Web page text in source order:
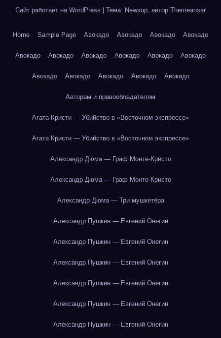
Сайт работает на WordPress | Тема: Newsup, автор Themeansar
Home Sample Page Авокадо Авокадо Авокадо Авокадо
Авокадо Авокадо Авокадо Авокадо Авокадо Авокадо
Авокадо Авокадо Авокадо Авокадо Авокадо
Авторам и правообладателям
Агата Кристи — Убийство в «Восточном экспрессе»
Агата Кристи — Убийство в «Восточном экспрессе»
Александр Дюма — Граф Монте-Кристо
Александр Дюма — Граф Монте-Кристо
Александр Дюма — Три мушкетёра
Александр Пушкин — Евгений Онегин
Александр Пушкин — Евгений Онегин
Александр Пушкин — Евгений Онегин
Александр Пушкин — Евгений Онегин
Александр Пушкин — Евгений Онегин
Александр Пушкин — Евгений Онегин